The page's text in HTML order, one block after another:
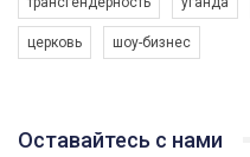
програму з боротьби з
Якщо ти хочеш підтримати
best video, representing
церковь шоу-бизнес
Оставайтесь с нами